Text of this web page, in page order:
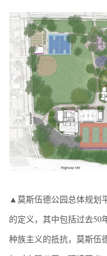
▲莫斯伍德公园总体规划
的定义，其中包括过去50
种族主义的抵抗，莫斯伍